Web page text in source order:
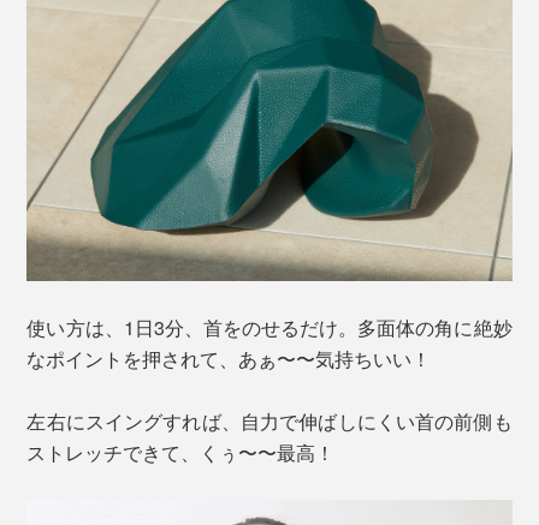
使い方は、1日3分、首をのせるだけ。多面体の角に絶妙
なポイントを押されて、あぁ〜〜気持ちいい！
左右にスイングすれば、自力で伸ばしにくい首の前側も
ストレッチできて、くぅ〜〜最高！